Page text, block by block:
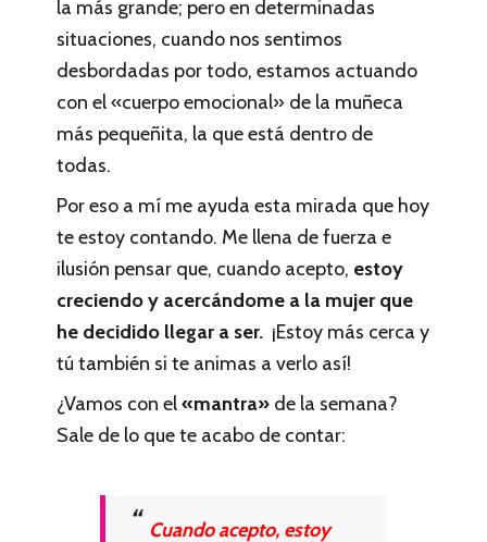
la más grande; pero en determinadas
situaciones, cuando nos sentimos
desbordadas por todo, estamos actuando
con el «cuerpo emocional» de la muñeca
más pequeñita, la que está dentro de
todas.
Por eso a mí me ayuda esta mirada que hoy
te estoy contando. Me llena de fuerza e
ilusión pensar que, cuando acepto, estoy
creciendo y acercándome a la mujer que
he decidido llegar a ser. ¡Estoy más cerca y
tú también si te animas a verlo así!
¿Vamos con el«mantra» de la semana?
Sale de lo que te acabo de contar:
Cuando acepto, estoy